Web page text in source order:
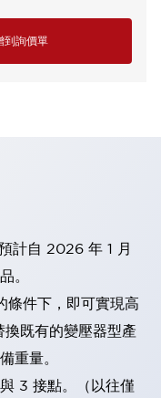
到詢價單
計自 2026 年 1 月
。
件下，即可實現高
既有的變壓器型產
重量。
3 接點。（以往僅